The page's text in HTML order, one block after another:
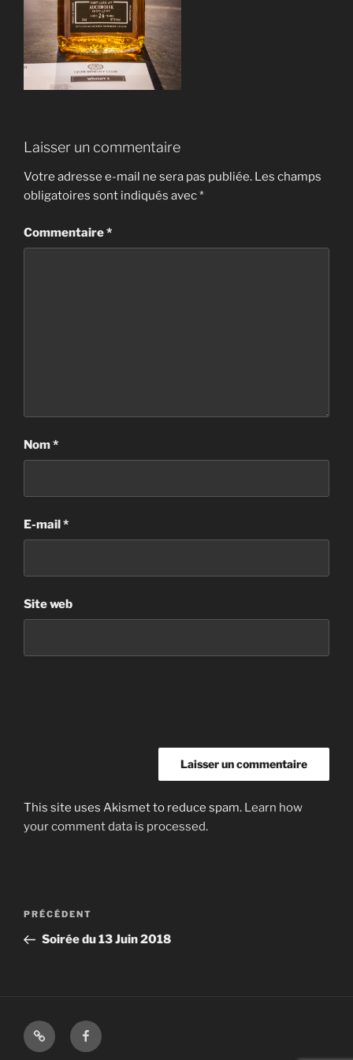
Laisser un commentaire
Votre adresse e-mail ne sera pas publiée. Les champs
obligatoires sont indiqués avec*
Commentaire*
Nom*
E-mail*
Site web
This site uses Akismet to reduce spam. Learn how
your comment data is processed.
Navigation
l’article
Article
précédent
PRÉCÉDENT
Soirée du 13 Juin 2018
Shop Facebook